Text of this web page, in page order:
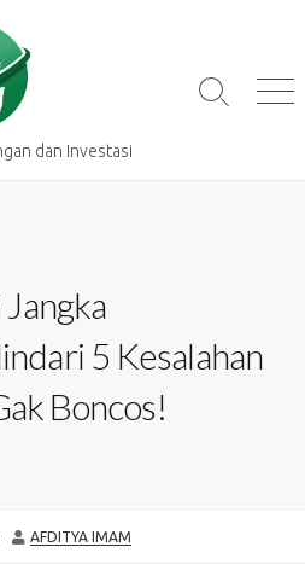
dan Investasi
Search
5 Kesalahan
Boncos!
AUTHOR
AFDITYA IMAM